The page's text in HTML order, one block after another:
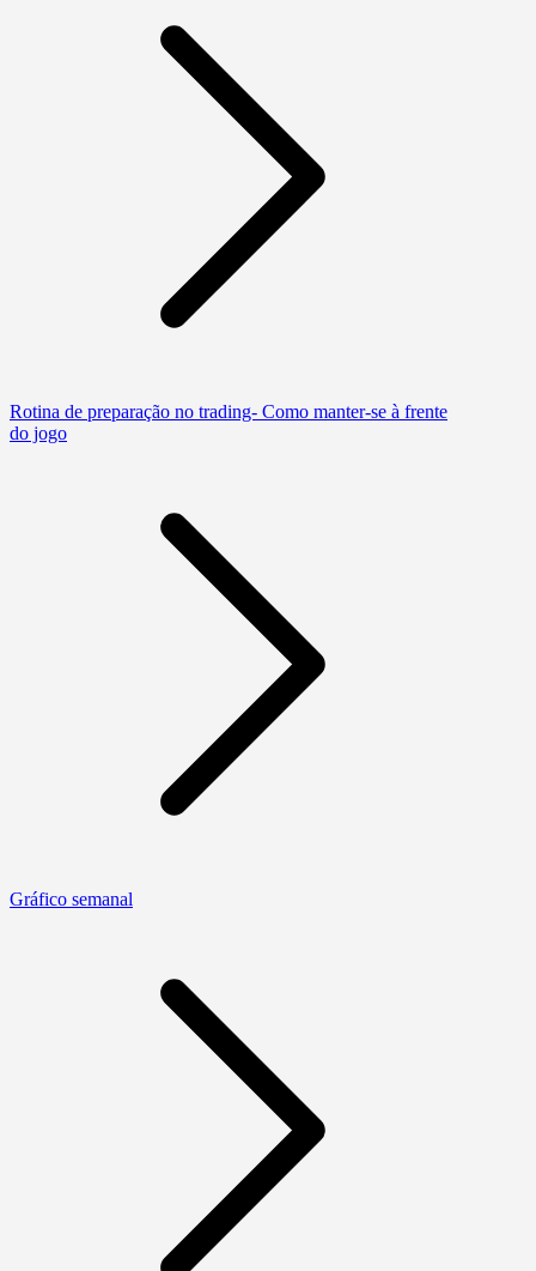
Rotina de preparação no trading- Como manter-se à frente
do jogo
Gráfico semanal